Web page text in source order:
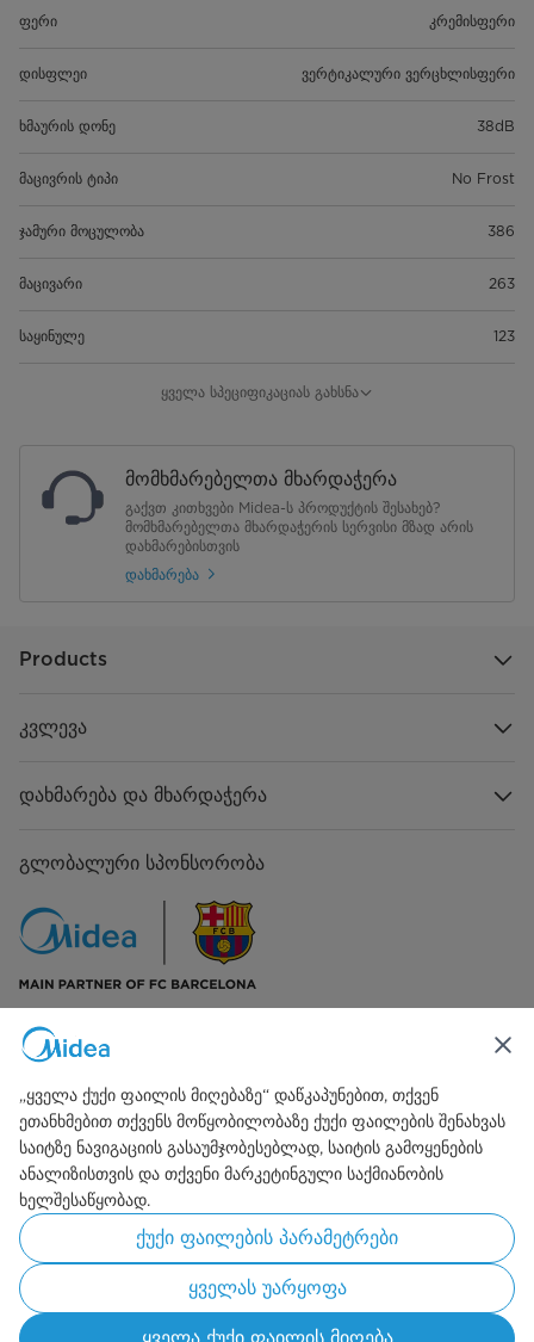
ფერი კრემისფერი
დისფლეი ვერტიკალური ვერცხლისფერი
ხმაურის დონე 38dB
მაცივრის ტიპი No Frost
ჯამური მოცულობა 386
მაცივარი 263
საყინულე 123
თაროების რაოდენობა
უჯრები მაცივარში
უჯრები საყინულეში
ვოლტაჟობა 220-240v
გაყინვის სიმძლავრე
ქაფწარმოქმნელი ნივთიერება
ენერგიის მოხმარება
დამატებითი ფუნქციები
ყველა სპეციფიკაციას გახსნა
მომხმარებელთა მხარდაჭერა
გაქვთ კითხვები Midea-ს პროდუქტის შესახებ?
მომხმარებელთა მხარდაჭერის სერვისი მზად არის
დახმარებისთვის
დახმარება
Products
კვლევა
დახმარება და მხარდაჭერა
გლობალური სპონსორობა
დაკავშირება ჩვენთან
Copyright 2026 Copyright Midea. ყველა უფლება დაცულია.
გამოყენების პირობები
Cookie Consent
„ყველა ქუქი ფაილის მიღებაზე“ დაწკაპუნებით, თქვენ
ეთანხმებით თქვენს მოწყობილობაზე ქუქი ფაილების შენახვას
საიტზე ნავიგაციის გასაუმჯობესებლად, საიტის გამოყენების
ანალიზისთვის და თქვენი მარკეტინგული საქმიანობის
ხელშესაწყობად.
ქუქი ფაილების პარამეტრები
ყველას უარყოფა